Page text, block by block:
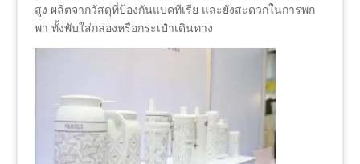
สูง ผลิตจากวัสดุที่ป้องกันแบคทีเรีย และยังสะดวกในการพก
พา ทั้งพับใส่กล่องหรือกระเป๋าเดินทาง